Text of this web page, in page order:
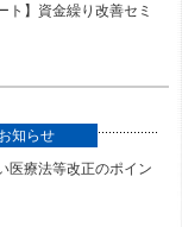
ト】資金繰り改善セミ
お知らせ
医療法等改正のポイン